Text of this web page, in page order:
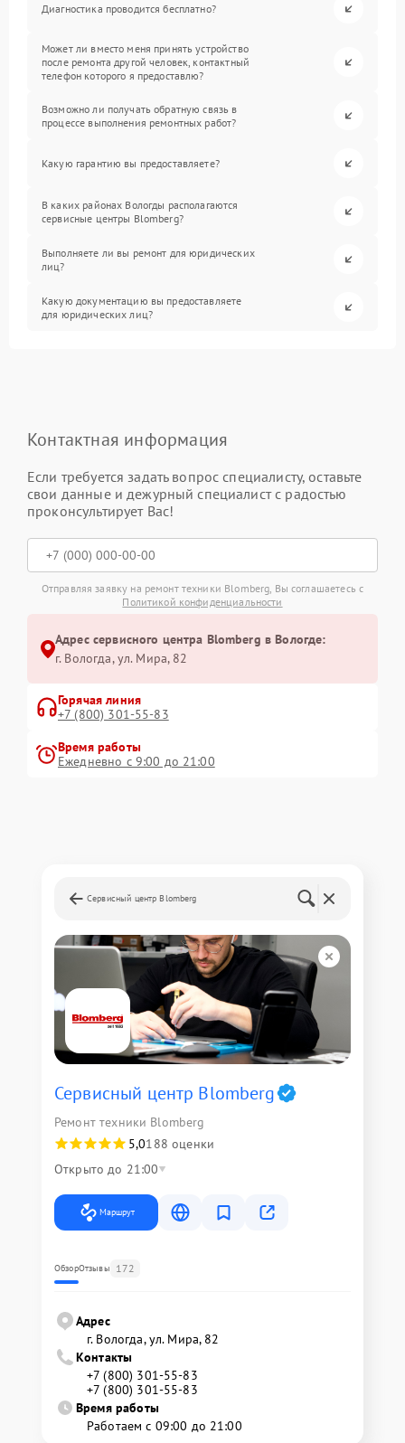
Диагностика проводится бесплатно?
Может ли вместо меня принять устройство
после ремонта другой человек, контактный
телефон которого я предоставлю?
Возможно ли получать обратную связь в
процессе выполнения ремонтных работ?
Какую гарантию вы предоставляете?
В каких районах Вологды располагаются
сервисные центры Blomberg?
Выполняете ли вы ремонт для юридических
лиц?
Какую документацию вы предоставляете
для юридических лиц?
Контактная информация
Если требуется задать вопрос специалисту, оставьте
свои данные и дежурный специалист с радостью
проконсультирует Вас!
Отправляя заявку на ремонт техники Blomberg, Вы соглашаетесь с
Политикой конфиденциальности
Адрес сервисного центра Blomberg в Вологде:
г. Вологда, ул. Мира, 82
Горячая линия
+7 (800) 301-55-83
Время работы
Ежедневно с 9:00 до 21:00
Сервисный центр Blomberg
Сервисный центр Blomberg
Ремонт техники Blomberg
5,0188 оценки
Открыто до 21:00
Маршрут
ОбзорОтзывы 172
Адрес
г. Вологда, ул. Мира, 82
Контакты
+7 (800) 301-55-83
+7 (800) 301-55-83
Время работы
Работаем с 09:00 до 21:00